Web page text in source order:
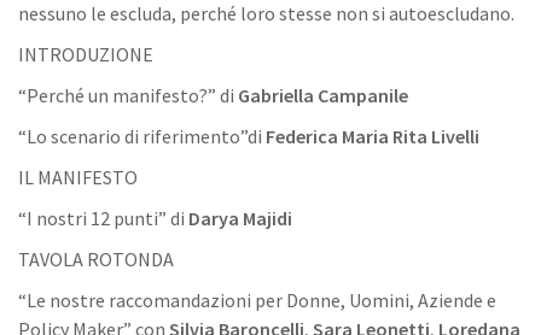
nessuno le escluda, perché loro stesse non si autoescludano.
INTRODUZIONE
“Perché un manifesto?” di Gabriella Campanile
“Lo scenario di riferimento”di Federica Maria Rita Livelli
IL MANIFESTO
“I nostri 12 punti” di Darya Majidi
TAVOLA ROTONDA
“Le nostre raccomandazioni per Donne, Uomini, Aziende e
Policy Maker” con Silvia Baroncelli, Sara Leonetti, Loredana